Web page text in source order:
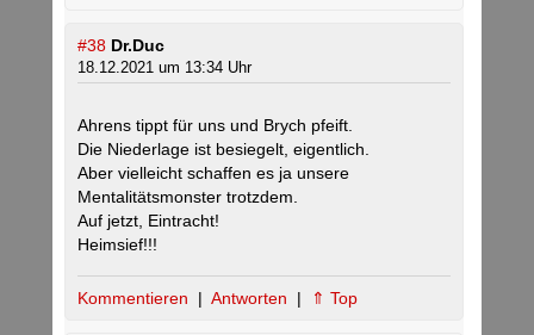
#38 Dr.Duc
18.12.2021 um 13:34 Uhr
Ahrens tippt für uns und Brych pfeift.
Die Niederlage ist besiegelt, eigentlich.
Aber vielleicht schaffen es ja unsere
Mentalitätsmonster trotzdem.
Auf jetzt, Eintracht!
Heimsief!!!
Kommentieren | Antworten | ⇑ Top